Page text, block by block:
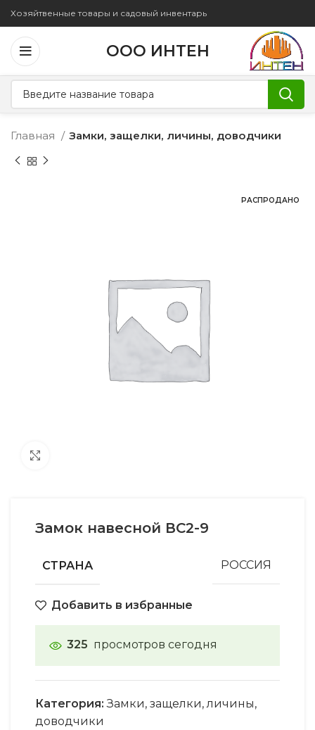
Хозяйтвенные товары и садовый инвентарь
ООО ИНТЕН
Главная Замки, защелки, личины, доводчики
РАСПРОДАНО
Замок навесной ВС2-9
СТРАНА РОССИЯ
Добавить в избранные
325 просмотров сегодня
Категория: Замки, защелки, личины,
доводчики